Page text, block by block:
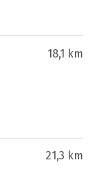
18,1 km
21,3 km